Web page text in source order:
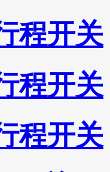
程开关
程开关
程开关